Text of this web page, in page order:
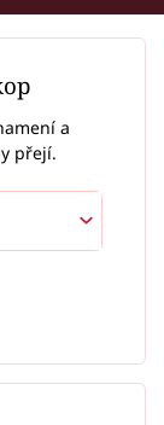
a
přejí.